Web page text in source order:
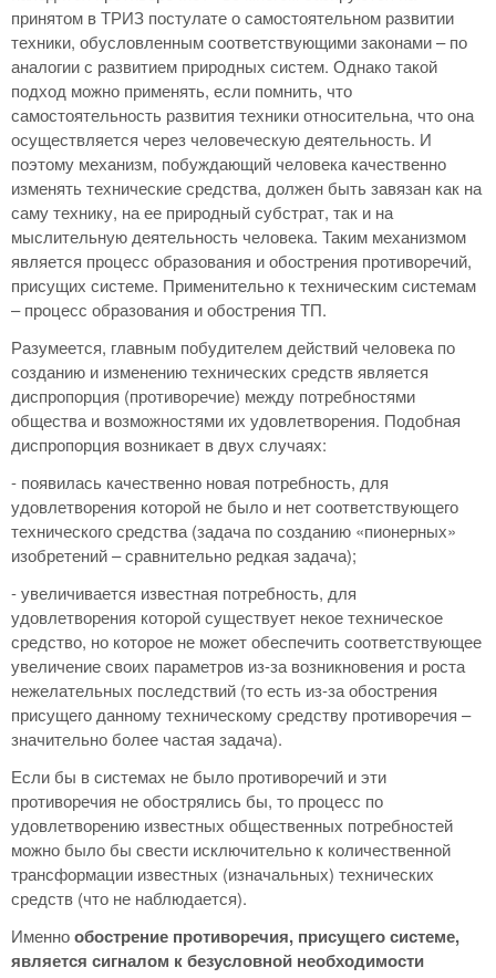
принятом в ТРИЗ постулате о самостоятельном развитии
техники, обусловленным соответствующими законами – по
аналогии с развитием природных систем. Однако такой
подход можно применять, если помнить, что
самостоятельность развития техники относительна, что она
осуществляется через человеческую деятельность. И
поэтому механизм, побуждающий человека качественно
изменять технические средства, должен быть завязан как на
саму технику, на ее природный субстрат, так и на
мыслительную деятельность человека. Таким механизмом
является процесс образования и обострения противоречий,
присущих системе. Применительно к техническим системам
– процесс образования и обострения ТП.
Разумеется, главным побудителем действий человека по
созданию и изменению технических средств является
диспропорция (противоречие) между потребностями
общества и возможностями их удовлетворения. Подобная
диспропорция возникает в двух случаях:
- появилась качественно новая потребность, для
удовлетворения которой не было и нет соответствующего
технического средства (задача по созданию «пионерных»
изобретений – сравнительно редкая задача);
- увеличивается известная потребность, для
удовлетворения которой существует некое техническое
средство, но которое не может обеспечить соответствующее
увеличение своих параметров из-за возникновения и роста
нежелательных последствий (то есть из-за обострения
присущего данному техническому средству противоречия –
значительно более частая задача).
Если бы в системах не было противоречий и эти
противоречия не обострялись бы, то процесс по
удовлетворению известных общественных потребностей
можно было бы свести исключительно к количественной
трансформации известных (изначальных) технических
средств (что не наблюдается).
Именнообострение противоречия, присущего системе,
является сигналом к безусловной необходимости